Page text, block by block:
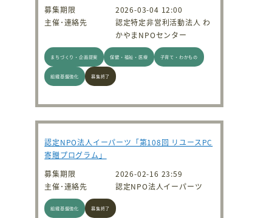
募集期限
2026-03-04 12:00
主催･連絡先
認定特定非営利活動法人 わ
かやまNPOセンター
まちづくり・企画提案 保健・福祉・医療 子育て・わかもの
組織基盤強化 募集終了
認定NPO法人イーパーツ「第108回 リユースPC
寄贈プログラム」
募集期限
2026-02-16 23:59
主催･連絡先
認定NPO法人イーパーツ
組織基盤強化 募集終了